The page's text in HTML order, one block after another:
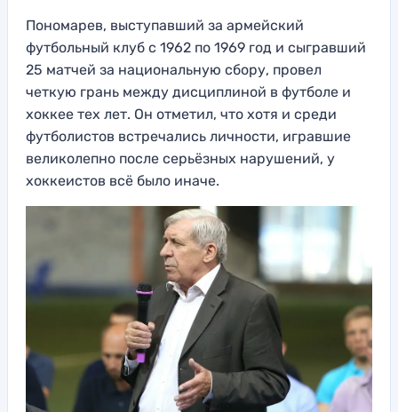
Пономарев, выступавший за армейский
футбольный клуб с 1962 по 1969 год и сыгравший
25 матчей за национальную сбору, провел
четкую грань между дисциплиной в футболе и
хоккее тех лет. Он отметил, что хотя и среди
футболистов встречались личности, игравшие
великолепно после серьёзных нарушений, у
хоккеистов всё было иначе.